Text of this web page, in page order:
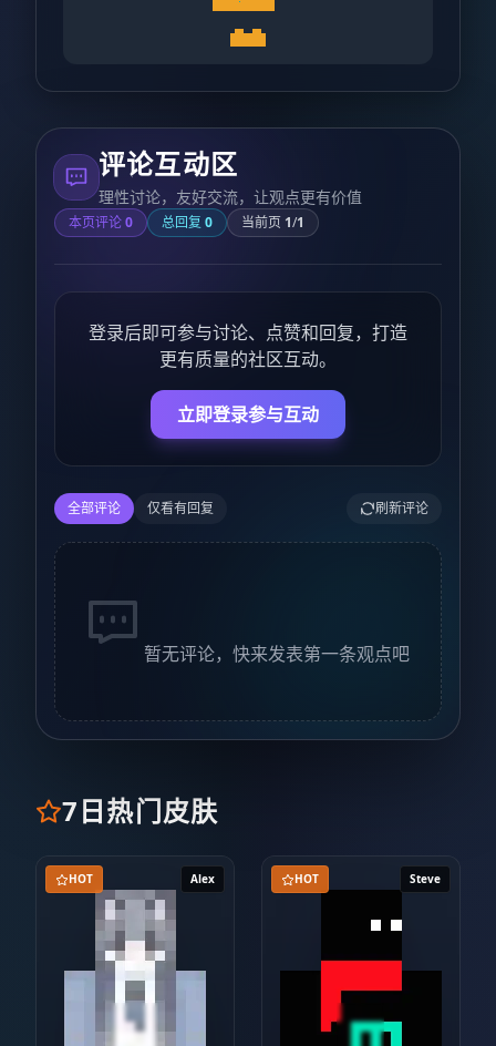
评论互动区
理性讨论，友好交流，让观点更有价值
本页评论0 总回复 0 当前页 1/1
登录后即可参与讨论、点赞和回复，打造
更有质量的社区互动。
立即登录参与互动
全部评论 仅看有回复 刷新评论
暂无评论，快来发表第一条观点吧
7日热门皮肤
Alex
HOT Steve
HOT